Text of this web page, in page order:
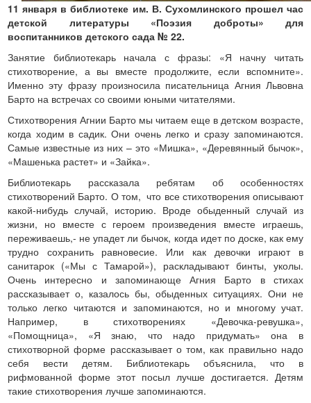
11 января в библиотеке им. В. Сухомлинского прошел час
детской литературы «Поэзия доброты» для
воспитанников детского сада № 22.
Занятие библиотекарь начала с фразы: «Я начну читать
стихотворение, а вы вместе продолжите, если вспомните».
Именно эту фразу произносила писательница Агния Львовна
Барто на встречах со своими юными читателями.
Стихотворения Агнии Барто мы читаем еще в детском возрасте,
когда ходим в садик. Они очень легко и сразу запоминаются.
Самые известные из них – это «Мишка», «Деревянный бычок»,
«Машенька растет» и «Зайка».
Библиотекарь рассказала ребятам об особенностях
стихотворений Барто. О том, что все стихотворения описывают
какой-нибудь случай, историю. Вроде обыденный случай из
жизни, но вместе с героем произведения вместе играешь,
переживаешь,- не упадет ли бычок, когда идет по доске, как ему
трудно сохранить равновесие. Или как девочки играют в
санитарок («Мы с Тамарой»), раскладывают бинты, уколы.
Очень интересно и запоминающе Агния Барто в стихах
рассказывает о, казалось бы, обыденных ситуациях. Они не
только легко читаются и запоминаются, но и многому учат.
Например, в стихотворениях «Девочка-ревушка»,
«Помощница», «Я знаю, что надо придумать» она в
стихотворной форме рассказывает о том, как правильно надо
себя вести детям. Библиотекарь объяснила, что в
рифмованной форме этот посыл лучше достигается. Детям
такие стихотворения лучше запоминаются.